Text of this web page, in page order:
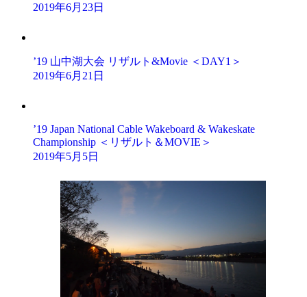
2019年6月23日
’19 山中湖大会 リザルト&Movie ＜DAY1＞
2019年6月21日
’19 Japan National Cable Wakeboard & Wakeskate
Championship ＜リザルト＆MOVIE＞
2019年5月5日